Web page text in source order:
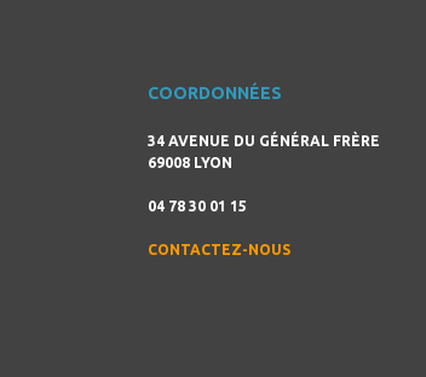
COORDONNÉES
34 AVENUE DU GÉNÉRAL FRÈRE
69008 LYON
04 78 30 01 15
CONTACTEZ-NOUS